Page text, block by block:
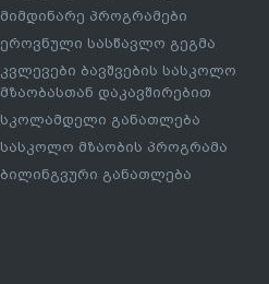
მიმდინარე პროგრამები
ეროვნული სასწავლო გეგმა
კვლევები ბავშვების სასკოლო
მზაობასთან დაკავშირებით
სკოლამდელი განათლება
სასკოლო მზაობის პროგრამა
ბილინგვური განათლება